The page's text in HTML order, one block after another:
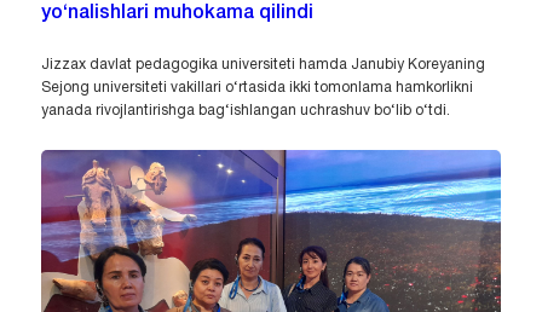
yo‘nalishlari muhokama qilindi
Jizzax davlat pedagogika universiteti hamda Janubiy Koreyaning
Sejong universiteti vakillari o‘rtasida ikki tomonlama hamkorlikni
yanada rivojlantirishga bag‘ishlangan uchrashuv bo‘lib o‘tdi.